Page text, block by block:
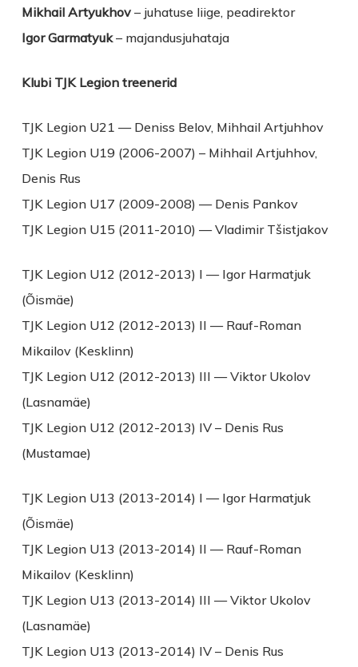
Mikhail Artyukhov– juhatuse liige, peadirektor
Igor Garmatyuk– majandusjuhataja
Klubi TJK Legion treenerid
TJK Legion U21 — Deniss Belov, Mihhail Artjuhhov
TJK Legion U19 (2006-2007) – Mihhail Artjuhhov,
Denis Rus
TJK Legion U17 (2009-2008) — Denis Pankov
TJK Legion U15 (2011-2010) — Vladimir Tšistjakov
TJK Legion U12 (2012-2013) I — Igor Harmatjuk
(Õismäe)
TJK Legion U12 (2012-2013) II — Rauf-Roman
Mikailov (Kesklinn)
TJK Legion U12 (2012-2013) III — Viktor Ukolov
(Lasnamäe)
TJK Legion U12 (2012-2013) IV – Denis Rus
(Mustamae)
TJK Legion U13 (2013-2014) I — Igor Harmatjuk
(Õismäe)
TJK Legion U13 (2013-2014) II — Rauf-Roman
Mikailov (Kesklinn)
TJK Legion U13 (2013-2014) III — Viktor Ukolov
(Lasnamäe)
TJK Legion U13 (2013-2014) IV – Denis Rus